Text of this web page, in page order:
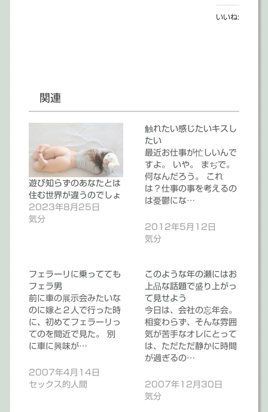
いいね:
関連
遊び知らずのあなたとは
住む世界が違うのでしょ
2023年8月25日
気分
触れたい感じたいキスし
たい
最近お仕事が忙しいんで
すよ。 いや。 まぢで。
何なんだろう。 これ
は？仕事の事を考えるの
は憂鬱にな…
2012年5月12日
気分
フェラーリに乗ってても
フェラ男
前に車の展示会みたいな
のに嫁と２人で行った時
に、初めてフェラーリっ
てのを間近で見た。 別
に車に興味が…
2007年4月14日
セックス的人間
このような年の瀬にはお
上品な話題で盛り上がっ
て見せよう
今日は、会社の忘年会。
相変わらず、そんな雰囲
気が苦手なオレにとって
は、ただただ静かに時間
が過ぎるの…
2007年12月30日
気分